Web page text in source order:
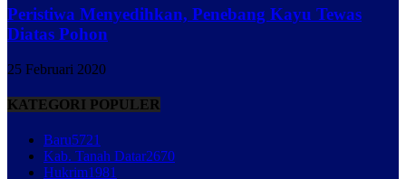
Peristiwa Menyedihkan, Penebang Kayu Tewas
Diatas Pohon
25 Februari 2020
KATEGORI POPULER
Baru5721
Kab. Tanah Datar2670
Hukrim1981